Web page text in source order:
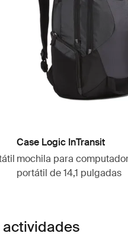
Case Logic InTransit
mochila para
portátil de 14,1 pulgadas